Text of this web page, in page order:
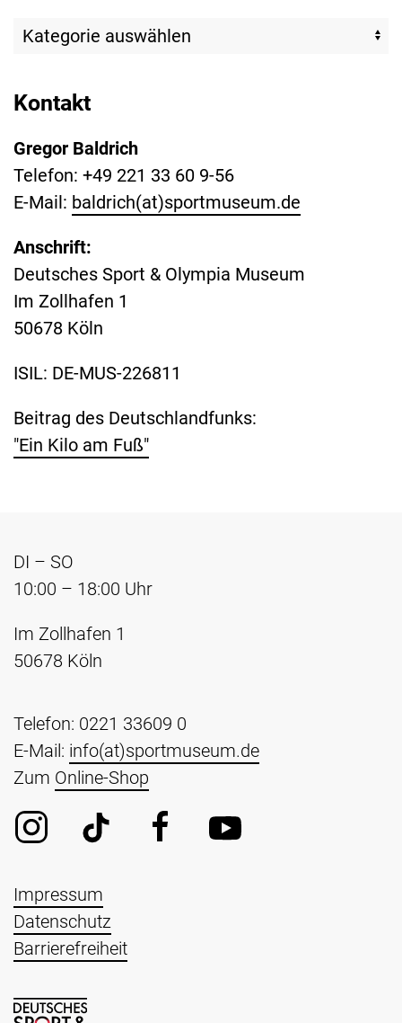
Kontakt
Gregor Baldrich
Telefon: +49 221 33 60 9-56
E-Mail: baldrich(at)sportmuseum.de
Anschrift:
Deutsches Sport & Olympia Museum
Im Zollhafen 1
50678 Köln
ISIL: DE-MUS-226811
Beitrag des Deutschlandfunks:
"Ein Kilo am Fuß"
DI – SO
10:00 – 18:00 Uhr
Im Zollhafen 1
50678 Köln
Telefon: 0221 33609 0
E-Mail: info(at)sportmuseum.de
Zum Online-Shop
Impressum
Datenschutz
Barrierefreiheit